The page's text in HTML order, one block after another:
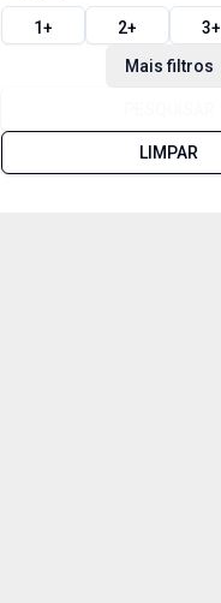
1+ 2+ 3+
Mais filtros
LIMPAR